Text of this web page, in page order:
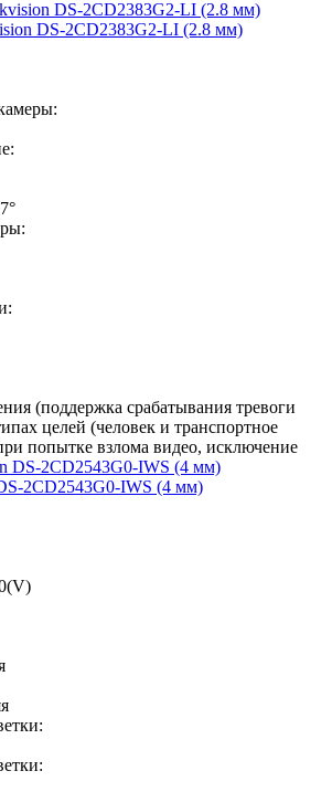
DS-2CD2383G2-LI (2.8 мм)
(поддержка срабатывания тревоги
целей (человек и транспортное
попытке взлома видео, исключение
2CD2543G0-IWS (4 мм)